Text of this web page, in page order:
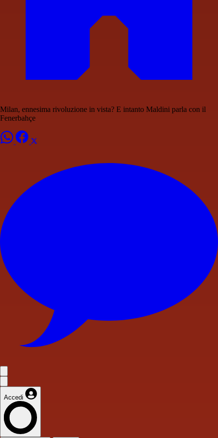
Milan, ennesima rivoluzione in vista? E intanto Maldini parla con il
Fenerbahçe
Accedi